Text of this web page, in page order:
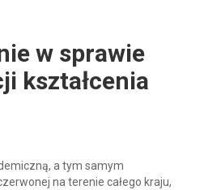
w sprawie
kształcenia
a tym samym
na terenie całego kraju,